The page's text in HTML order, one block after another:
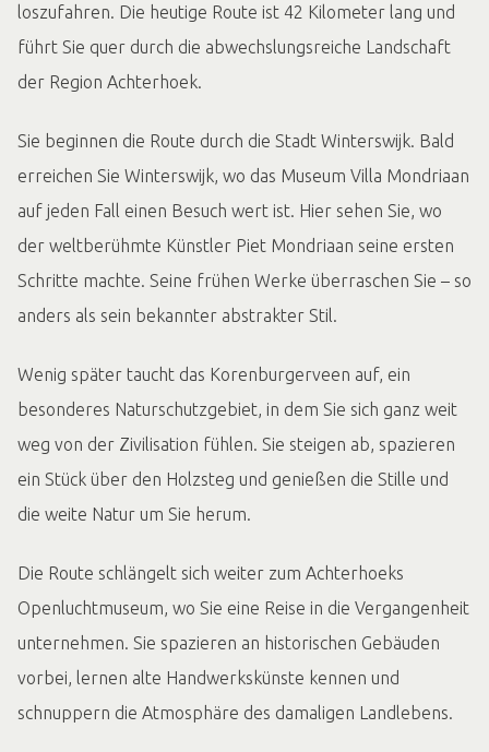
loszufahren. Die heutige Route ist 42 Kilometer lang und
führt Sie quer durch die abwechslungsreiche Landschaft
der Region Achterhoek.
Sie beginnen die Route durch die Stadt Winterswijk. Bald
erreichen Sie Winterswijk, wo das Museum Villa Mondriaan
auf jeden Fall einen Besuch wert ist. Hier sehen Sie, wo
der weltberühmte Künstler Piet Mondriaan seine ersten
Schritte machte. Seine frühen Werke überraschen Sie – so
anders als sein bekannter abstrakter Stil.
Wenig später taucht das Korenburgerveen auf, ein
besonderes Naturschutzgebiet, in dem Sie sich ganz weit
weg von der Zivilisation fühlen. Sie steigen ab, spazieren
ein Stück über den Holzsteg und genießen die Stille und
die weite Natur um Sie herum.
Die Route schlängelt sich weiter zum Achterhoeks
Openluchtmuseum, wo Sie eine Reise in die Vergangenheit
unternehmen. Sie spazieren an historischen Gebäuden
vorbei, lernen alte Handwerkskünste kennen und
schnuppern die Atmosphäre des damaligen Landlebens.